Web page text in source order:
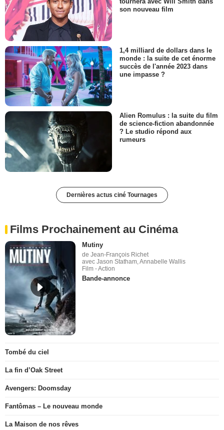
son nouveau film
1,4 milliard de dollars dans le
monde : la suite de cet énorme
succès de l'année 2023 dans
une impasse ?
Alien Romulus : la suite du film
de science-fiction abandonnée
? Le studio répond aux
rumeurs
Dernières actus ciné Tournages
Films Prochainement au Cinéma
Mutiny
de Jean-François Richet
avec Jason Statham, Annabelle Wallis
Film - Action
Bande-annonce
Tombé du ciel
La fin d’Oak Street
Avengers: Doomsday
Fantômas – Le nouveau monde
La Maison de nos rêves